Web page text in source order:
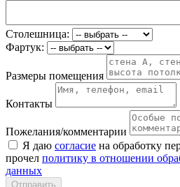
Столешница:
Фартук:
Размеры помещения
Контакты
Пожелания/комментарии
Я даю согласие на обработку
прочел политику в отношении
данных
Отправить